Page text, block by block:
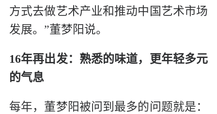
方式去做艺术产业和推动中国艺术市场
发展。”董梦阳说。
16年再出发：熟悉的味道，更年轻多元
的气息
每年，董梦阳被问到最多的问题就是：